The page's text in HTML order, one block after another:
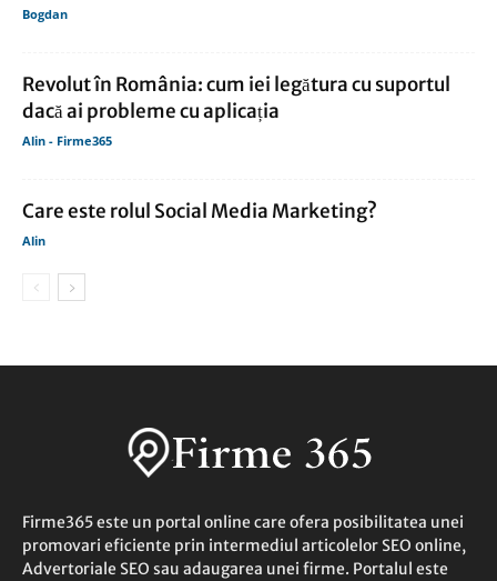
Bogdan
Revolut în România: cum iei legătura cu suportul
dacă ai probleme cu aplicația
Alin - Firme365
Care este rolul Social Media Marketing?
Alin
Firme365 este un portal online care ofera posibilitatea unei
promovari eficiente prin intermediul articolelor SEO online,
Advertoriale SEO sau adaugarea unei firme. Portalul este